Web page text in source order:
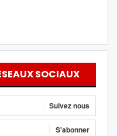
SOCIAUX
Suivez nous
S'abonner